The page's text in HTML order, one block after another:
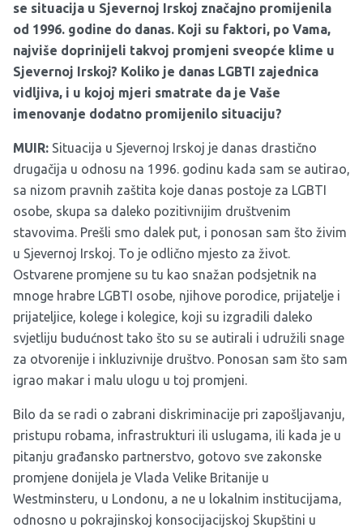
se situacija u Sjevernoj Irskoj značajno promijenila
od 1996. godine do danas. Koji su faktori, po Vama,
najviše doprinijeli takvoj promjeni sveopće klime u
Sjevernoj Irskoj? Koliko je danas LGBTI zajednica
vidljiva, i u kojoj mjeri smatrate da je Vaše
imenovanje dodatno promijenilo situaciju?
MUIR: Situacija u Sjevernoj Irskoj je danas drastično
drugačija u odnosu na 1996. godinu kada sam se autirao,
sa nizom pravnih zaštita koje danas postoje za LGBTI
osobe, skupa sa daleko pozitivnijim društvenim
stavovima. Prešli smo dalek put, i ponosan sam što živim
u Sjevernoj Irskoj. To je odlično mjesto za život.
Ostvarene promjene su tu kao snažan podsjetnik na
mnoge hrabre LGBTI osobe, njihove porodice, prijatelje i
prijateljice, kolege i kolegice, koji su izgradili daleko
svjetliju budućnost tako što su se autirali i udružili snage
za otvorenije i inkluzivnije društvo. Ponosan sam što sam
igrao makar i malu ulogu u toj promjeni.
Bilo da se radi o zabrani diskriminacije pri zapošljavanju,
pristupu robama, infrastrukturi ili uslugama, ili kada je u
pitanju građansko partnerstvo, gotovo sve zakonske
promjene donijela je Vlada Velike Britanije u
Westminsteru, u Londonu, a ne u lokalnim institucijama,
odnosno u pokrajinskoj konsocijacijskoj Skupštini u